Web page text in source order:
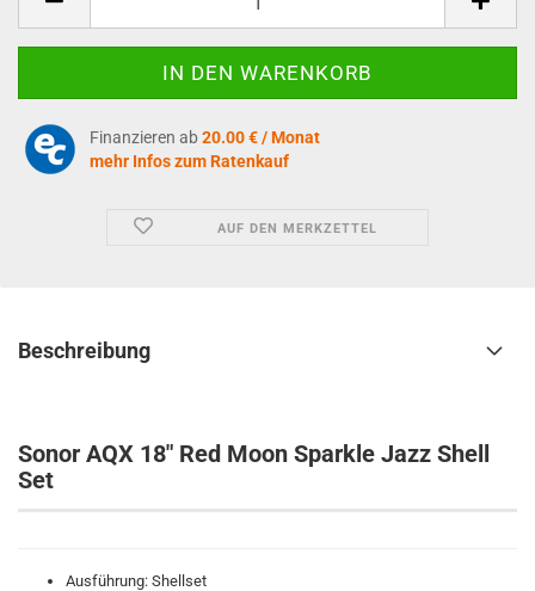
Finanzieren ab 20.00 € / Monat
mehr Infos zum Ratenkauf
AUF DEN MERKZETTEL
Beschreibung
Sonor AQX 18" Red Moon Sparkle Jazz Shell
Set
Ausführung: Shellset